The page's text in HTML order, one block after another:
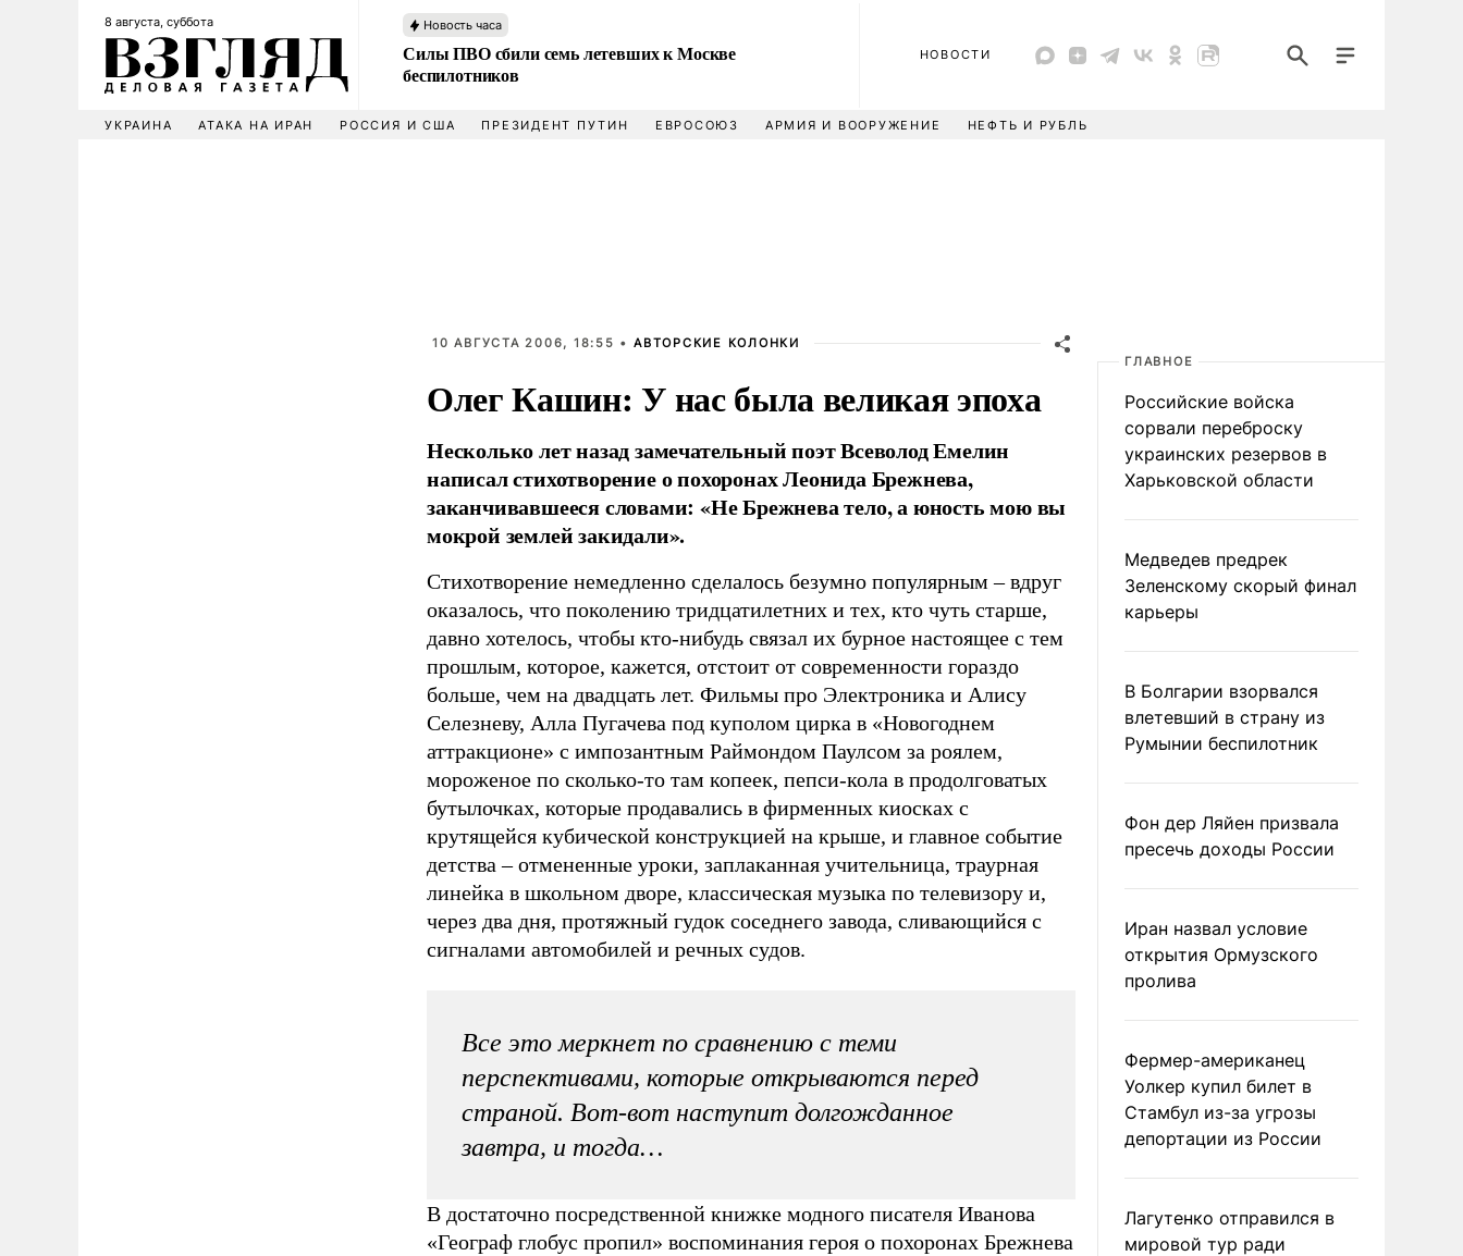
8 августа, суббота Новость часа
Силы ПВО сбили семь летевших к Москве
беспилотников
НОВОСТИ
УКРАИНА АТАКА НА ИРАН РОССИЯ И США ПРЕЗИДЕНТ ПУТИН ЕВРОСОЮЗ АРМИЯ И ВООРУЖЕНИЕ НЕФТЬ И РУБЛЬ
10 АВГУСТА 2006, 18:55 • АВТОРСКИЕ КОЛОНКИ
Олег Кашин: У нас была великая эпоха
Несколько лет назад замечательный поэт Всеволод Емелин
написал стихотворение о похоронах Леонида Брежнева,
заканчивавшееся словами: «Не Брежнева тело, а юность мою вы
мокрой землей закидали».
Стихотворение немедленно сделалось безумно популярным – вдруг
оказалось, что поколению тридцатилетних и тех, кто чуть старше,
давно хотелось, чтобы кто-нибудь связал их бурное настоящее с тем
прошлым, которое, кажется, отстоит от современности гораздо
больше, чем на двадцать лет. Фильмы про Электроника и Алису
Селезневу, Алла Пугачева под куполом цирка в «Новогоднем
аттракционе» с импозантным Раймондом Паулсом за роялем,
мороженое по сколько-то там копеек, пепси-кола в продолговатых
бутылочках, которые продавались в фирменных киосках с
крутящейся кубической конструкцией на крыше, и главное событие
детства – отмененные уроки, заплаканная учительница, траурная
линейка в школьном дворе, классическая музыка по телевизору и,
через два дня, протяжный гудок соседнего завода, сливающийся с
сигналами автомобилей и речных судов.
Все это меркнет по сравнению с теми
перспективами, которые открываются перед
страной. Вот-вот наступит долгожданное
завтра, и тогда…
В достаточно посредственной книжке модного писателя Иванова
«Географ глобус пропил» воспоминания героя о похоронах Брежнева
ГЛАВНОЕ
Российские войска
сорвали переброску
украинских резервов в
Харьковской области
Медведев предрек
Зеленскому скорый финал
карьеры
В Болгарии взорвался
влетевший в страну из
Румынии беспилотник
Фон дер Ляйен призвала
пресечь доходы России
Иран назвал условие
открытия Ормузского
пролива
Фермер-американец
Уолкер купил билет в
Стамбул из-за угрозы
депортации из России
Лагутенко отправился в
мировой тур ради